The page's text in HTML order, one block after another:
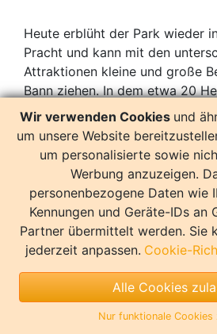
Heute erblüht der Park wieder
Pracht und kann mit den
Attraktionen kleine und große
Bann ziehen. In dem etwa 20
zeigt sich die Vielfalt der
Fauna auf beeindruckende
ausgedehnten
sprudelnden Quellen und Seen
perfekte Kulisse für einen
ganzen Familie. Seit der
2008 haben es Besucher noch
persönlichen Lieblingsbereich
der Park thematisch aufgebaut
Orchideenausstellung, einem
einem Schmetterlingsgehege
zum festen Programm des
Wir verwenden Cookies und
um unsere Website
um personalisierte sowie
Werbung anzuzeigen.
personenbezogene Daten wie
Kennungen und Geräte-IDs an
Partner übermittelt werden. Sie
jederzeit anpassen. Cookie-
Alle Cookies
Nur funktionale Cookies